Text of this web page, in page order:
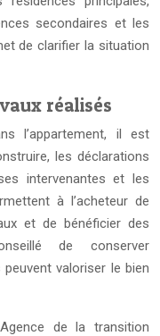
secondaires et les
de clarifier la situation
réalisés
l’appartement, il est
les déclarations
intervenantes et les
à l’acheteur de
et de bénéficier des
de conserver
valoriser le bien
de la transition